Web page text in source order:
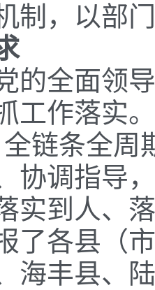
制，以部
的全面领
工作落实。
全链条全周
协调指导，
实到人、
了各县 （
海丰县、